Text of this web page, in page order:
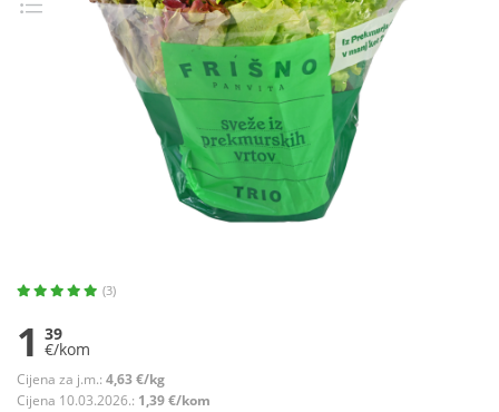
(3)
1 39
€/kom
Cijena za j.m.: 4,63 €/kg
Cijena 10.03.2026.: 1,39 €/kom